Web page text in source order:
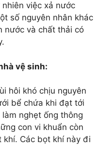
việc xả nước
số nguyên nhân khác
nước và chất thải có
vệ sinh:
hôi khó chịu nguyên
bể chứa khi đạt tới
nghẹt ống thông
con vi khuẩn còn
khí. Các bọt khí này đi